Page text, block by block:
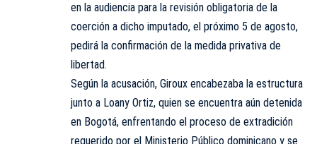
en la audiencia para la revisión obligatoria de la
coerción a dicho imputado, el próximo 5 de agosto,
pedirá la confirmación de la medida privativa de
libertad.
Según la acusación, Giroux encabezaba la estructura
junto a Loany Ortiz, quien se encuentra aún detenida
en Bogotá, enfrentando el proceso de extradición
requerido por el Ministerio Público dominicano y se